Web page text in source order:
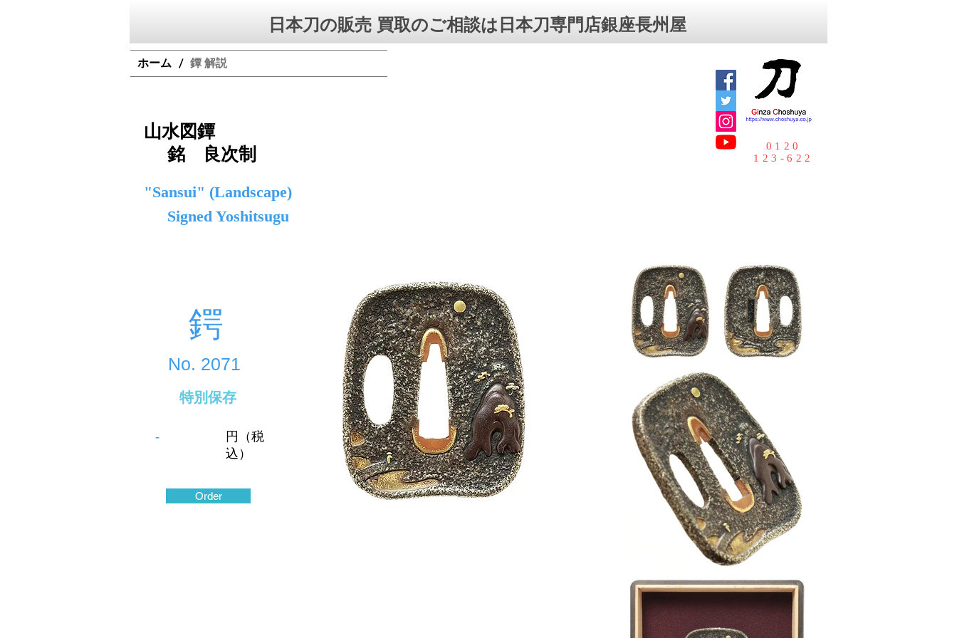
日本刀の販売 買取のご相談は日本刀専門店銀座⻑州屋
ホーム / 鐔 解説
山水図鐔
銘 良次制
0120
123-622
"Sansui" (Landscape)
Signed Yoshitsugu
鍔
No. 2071
特別保存
-
円（税
込）
Order